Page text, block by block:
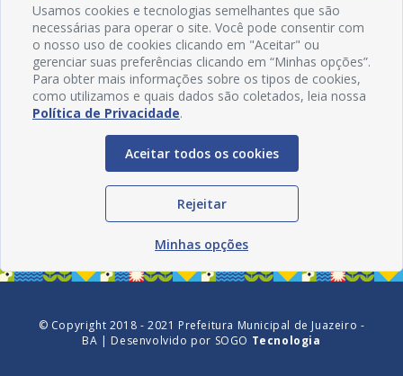
Redes Sociais
© Copyright 2018 - 2021 Prefeitura Municipal de Juazeiro -
BA | Desenvolvido por SOGO Tecnologia
Usamos cookies e tecnologias semelhantes que são
necessárias para operar o site. Você pode consentir com
o nosso uso de cookies clicando em "Aceitar" ou
gerenciar suas preferências clicando em “Minhas opções”.
Para obter mais informações sobre os tipos de cookies,
como utilizamos e quais dados são coletados, leia nossa
Política de Privacidade.
Aceitar todos os cookies
Rejeitar
Minhas opções